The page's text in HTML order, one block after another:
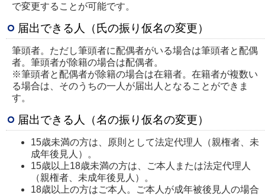
で変更することが可能です。
届出できる人（氏の振り仮名の変更）
筆頭者。ただし筆頭者に配偶者がいる場合は筆頭者と配偶
者。筆頭者が除籍の場合は配偶者。
※筆頭者と配偶者が除籍の場合は在籍者。在籍者が複数い
る場合は、そのうちの一人が届出人となることができま
す。
届出できる人（名の振り仮名の変更）
15歳未満の方は、原則として法定代理人（親権者、未
成年後見人）。
15歳以上18歳未満の方は、ご本人または法定代理人
（親権者、未成年後見人）。
18歳以上の方はご本人。ご本人が成年被後見人の場合